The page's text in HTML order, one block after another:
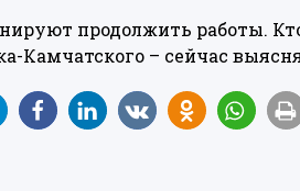
продолжить работы.
Камчатского – сейчас